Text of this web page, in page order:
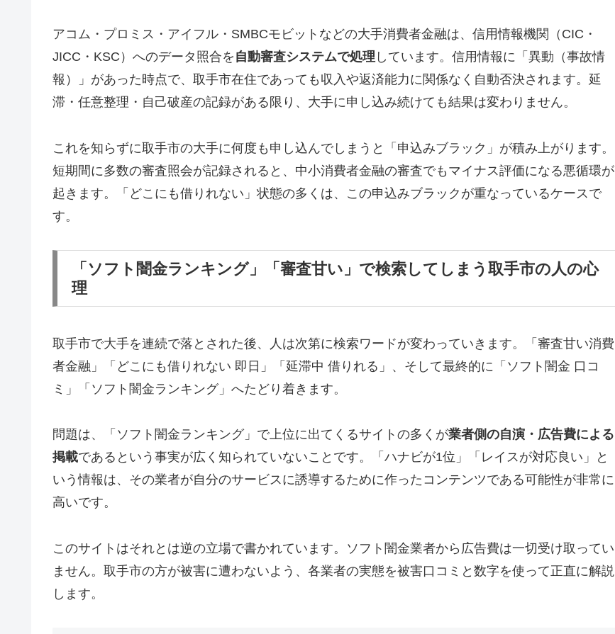
アコム・プロミス・アイフル・SMBCモビットなどの大手消費者金融は、信用情報機関（CIC・
JICC・KSC）へのデータ照合を 自動審査システムで処理 しています。信用情報に「異動（事故情
報）」があった時点で、取手市在住であっても収入や返済能力に関係なく自動否決されます。延
滞・任意整理・自己破産の記録がある限り、大手に申し込み続けても結果は変わりません。
これを知らずに取手市の大手に何度も申し込んでしまうと「申込みブラック」が積み上がります。
短期間に多数の審査照会が記録されると、中小消費者金融の審査でもマイナス評価になる悪循環が
起きます。「どこにも借りれない」状態の多くは、この申込みブラックが重なっているケースで
す。
「ソフト闇金ランキング」「審査甘い」で検索してしまう取手市の人の心
理
取手市で大手を連続で落とされた後、人は次第に検索ワードが変わっていきます。「審査甘い消費
者金融」「どこにも借りれない 即日」「延滞中 借りれる」、そして最終的に「ソフト闇金 口コ
ミ」「ソフト闇金ランキング」へたどり着きます。
問題は、「ソフト闇金ランキング」で上位に出てくるサイトの多くが業者側の自演・広告費による
掲載であるという事実が広く知られていないことです。「ハナビが1位」「レイスが対応良い」と
いう情報は、その業者が自分のサービスに誘導するために作ったコンテンツである可能性が非常に
高いです。
このサイトはそれとは逆の立場で書かれています。ソフト闇金業者から広告費は一切受け取ってい
ません。取手市の方が被害に遭わないよう、各業者の実態を被害口コミと数字を使って正直に解説
します。